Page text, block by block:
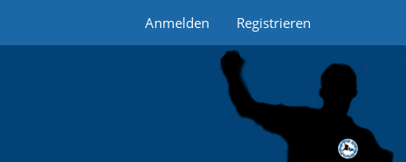
Anmelden Registrieren